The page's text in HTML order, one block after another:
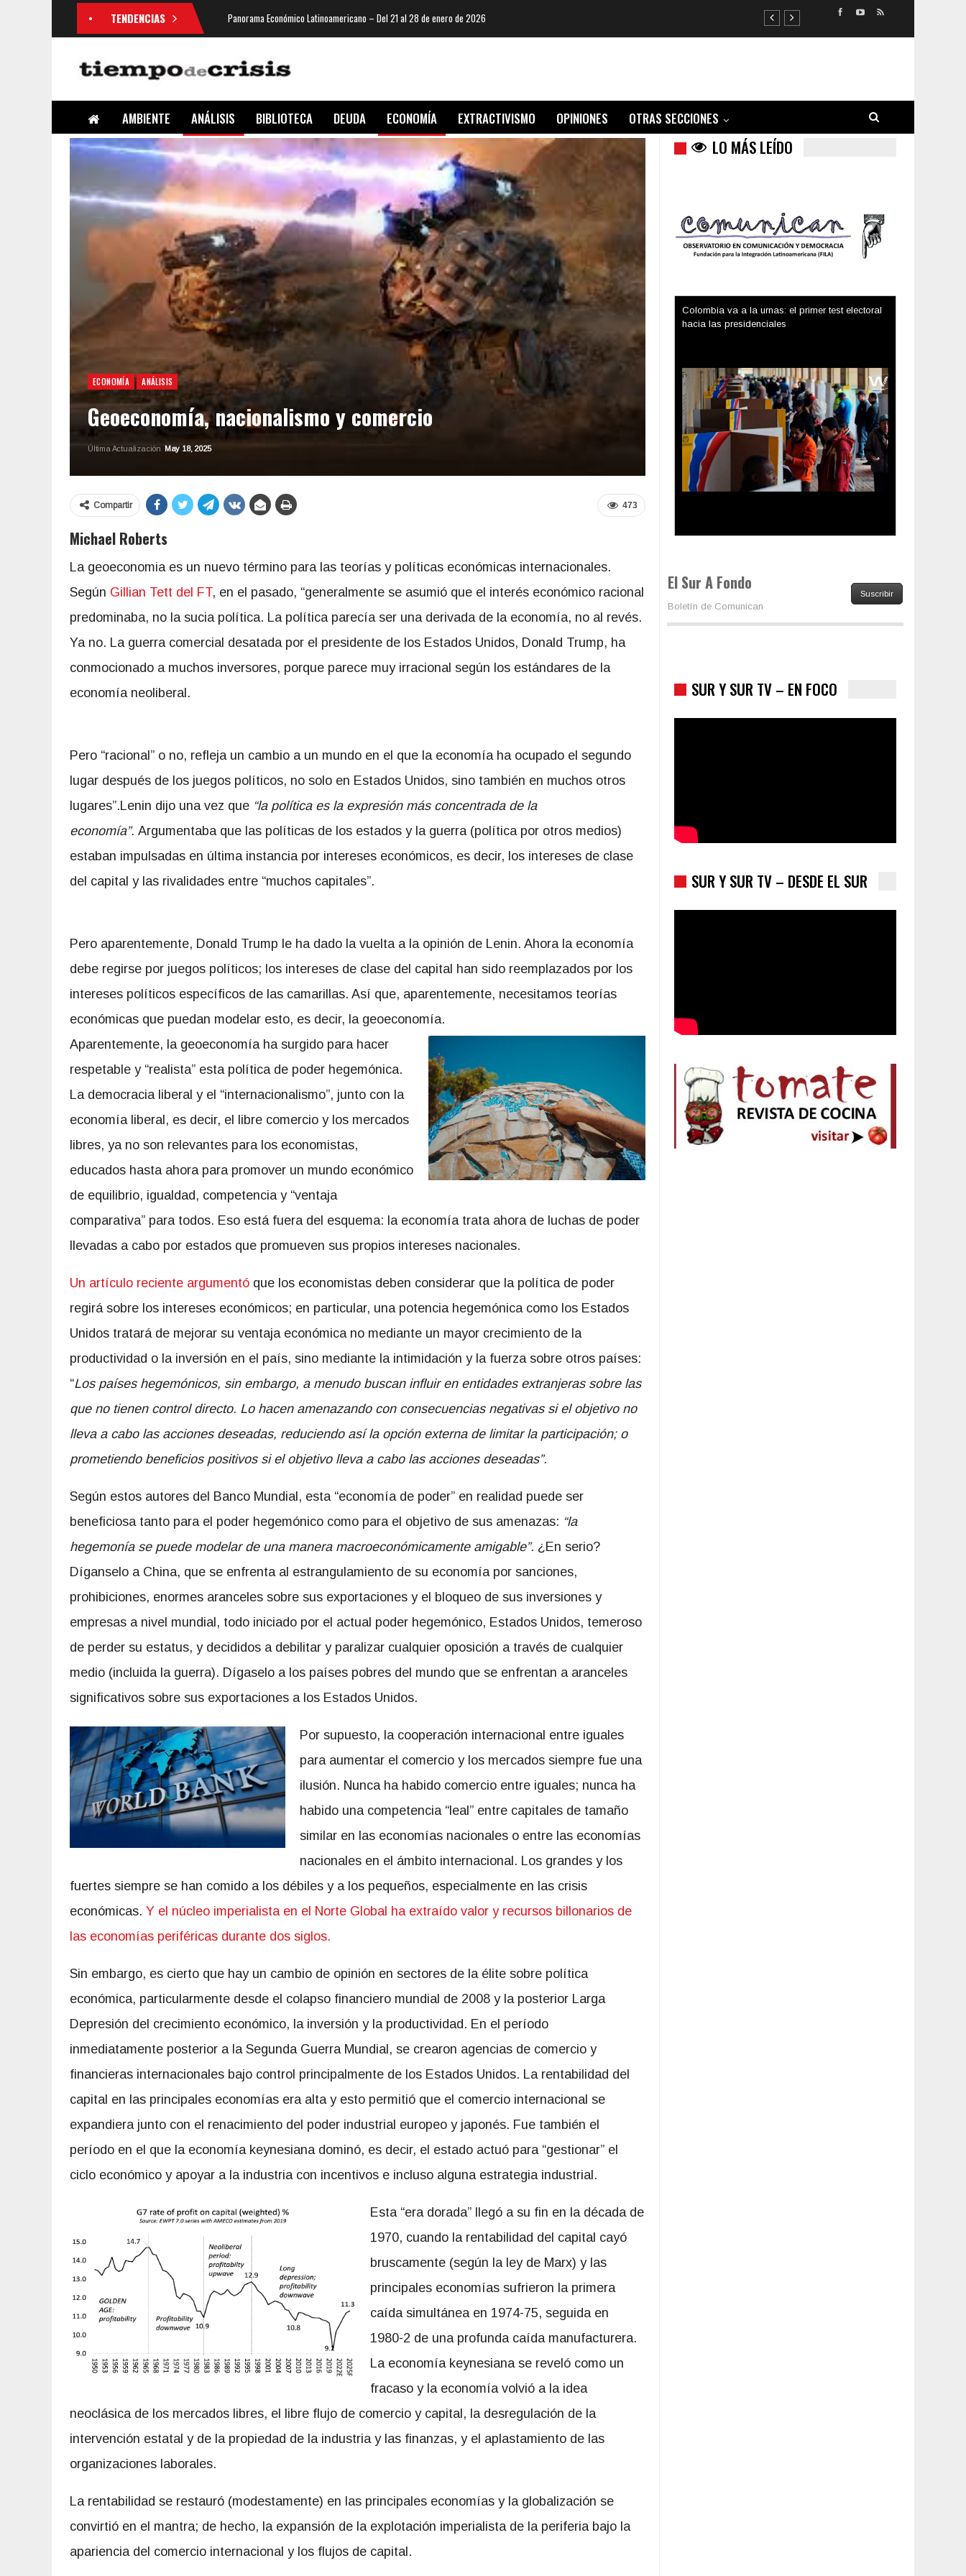
TENDENCIAS Panorama Económico Latinoamericano – Del 21 al 28 de enero de 2026
AMBIENTE ANÁLISIS BIBLIOTECA DEUDA ECONOMÍA EXTRACTIVISMO OPINIONES OTRAS SECCIONES
ECONOMÍA ANÁLISIS
Geoeconomía, nacionalismo y comercio
Última Actualización May 18, 2025
473
Compartir
Michael Roberts
La geoeconomia es un nuevo término para las teorías y políticas económicas internacionales.
Según Gillian Tett del FT, en el pasado, “generalmente se asumió que el interés económico racional
predominaba, no la sucia política. La política parecía ser una derivada de la economía, no al revés.
Ya no. La guerra comercial desatada por el presidente de los Estados Unidos, Donald Trump, ha
conmocionado a muchos inversores, porque parece muy irracional según los estándares de la
economía neoliberal.
Pero “racional” o no, refleja un cambio a un mundo en el que la economía ha ocupado el segundo
lugar después de los juegos políticos, no solo en Estados Unidos, sino también en muchos otros
lugares”.Lenin dijo una vez que “la política es la expresión más concentrada de la
economía”. Argumentaba que las políticas de los estados y la guerra (política por otros medios)
estaban impulsadas en última instancia por intereses económicos, es decir, los intereses de clase
del capital y las rivalidades entre “muchos capitales”.
Pero aparentemente, Donald Trump le ha dado la vuelta a la opinión de Lenin. Ahora la economía
debe regirse por juegos políticos; los intereses de clase del capital han sido reemplazados por los
intereses políticos específicos de las camarillas. Así que, aparentemente, necesitamos teorías
económicas que puedan modelar esto, es decir, la geoeconomía.
Aparentemente, la geoeconomía ha surgido para hacer
respetable y “realista” esta política de poder hegemónica.
La democracia liberal y el “internacionalismo”, junto con la
economía liberal, es decir, el libre comercio y los mercados
libres, ya no son relevantes para los economistas,
educados hasta ahora para promover un mundo económico
de equilibrio, igualdad, competencia y “ventaja
comparativa” para todos. Eso está fuera del esquema: la economía trata ahora de luchas de poder
llevadas a cabo por estados que promueven sus propios intereses nacionales.
Un artículo reciente argumentó que los economistas deben considerar que la política de poder
regirá sobre los intereses económicos; en particular, una potencia hegemónica como los Estados
Unidos tratará de mejorar su ventaja económica no mediante un mayor crecimiento de la
productividad o la inversión en el país, sino mediante la intimidación y la fuerza sobre otros países:
“Los países hegemónicos, sin embargo, a menudo buscan influir en entidades extranjeras sobre las
que no tienen control directo. Lo hacen amenazando con consecuencias negativas si el objetivo no
lleva a cabo las acciones deseadas, reduciendo así la opción externa de limitar la participación; o
prometiendo beneficios positivos si el objetivo lleva a cabo las acciones deseadas”.
Según estos autores del Banco Mundial, esta “economía de poder” en realidad puede ser
beneficiosa tanto para el poder hegemónico como para el objetivo de sus amenazas: “la
hegemonía se puede modelar de una manera macroeconómicamente amigable”. ¿En serio?
Díganselo a China, que se enfrenta al estrangulamiento de su economía por sanciones,
prohibiciones, enormes aranceles sobre sus exportaciones y el bloqueo de sus inversiones y
empresas a nivel mundial, todo iniciado por el actual poder hegemónico, Estados Unidos, temeroso
de perder su estatus, y decididos a debilitar y paralizar cualquier oposición a través de cualquier
medio (incluida la guerra). Dígaselo a los países pobres del mundo que se enfrentan a aranceles
significativos sobre sus exportaciones a los Estados Unidos.
Por supuesto, la cooperación internacional entre iguales
para aumentar el comercio y los mercados siempre fue una
ilusión. Nunca ha habido comercio entre iguales; nunca ha
habido una competencia “leal” entre capitales de tamaño
similar en las economías nacionales o entre las economías
nacionales en el ámbito internacional. Los grandes y los
fuertes siempre se han comido a los débiles y a los pequeños, especialmente en las crisis
económicas. Y el núcleo imperialista en el Norte Global ha extraído valor y recursos billonarios de
las economías periféricas durante dos siglos.
Sin embargo, es cierto que hay un cambio de opinión en sectores de la élite sobre política
económica, particularmente desde el colapso financiero mundial de 2008 y la posterior Larga
Depresión del crecimiento económico, la inversión y la productividad. En el período
inmediatamente posterior a la Segunda Guerra Mundial, se crearon agencias de comercio y
financieras internacionales bajo control principalmente de los Estados Unidos. La rentabilidad del
capital en las principales economías era alta y esto permitió que el comercio internacional se
expandiera junto con el renacimiento del poder industrial europeo y japonés. Fue también el
período en el que la economía keynesiana dominó, es decir, el estado actuó para “gestionar” el
ciclo económico y apoyar a la industria con incentivos e incluso alguna estrategia industrial.
Esta “era dorada” llegó a su fin en la década de
1970, cuando la rentabilidad del capital cayó
bruscamente (según la ley de Marx) y las
principales economías sufrieron la primera
caída simultánea en 1974-75, seguida en
1980-2 de una profunda caída manufacturera.
La economía keynesiana se reveló como un
fracaso y la economía volvió a la idea
neoclásica de los mercados libres, el libre flujo de comercio y capital, la desregulación de la
intervención estatal y de la propiedad de la industria y las finanzas, y el aplastamiento de las
organizaciones laborales.
La rentabilidad se restauró (modestamente) en las principales economías y la globalización se
convirtió en el mantra; de hecho, la expansión de la explotación imperialista de la periferia bajo la
apariencia del comercio internacional y los flujos de capital.
LO MÁS LEÍDO
Trump y las drogas: la viga en los propios ojos
Los latinos le van dando la espalda a Trump
El Sur A Fondo
Suscribir
SUR Y SUR TV – DESDE EL SUR